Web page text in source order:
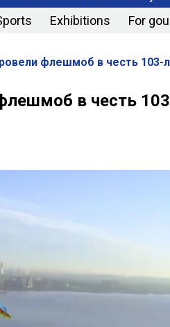
Exhibitions For
флешмоб в честь
в честь